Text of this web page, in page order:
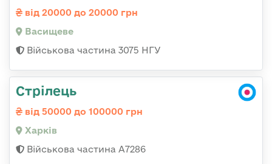
від 20000 до 20000 грн
Васищеве
Військова частина 3075 НГУ
Стрілець
від 50000 до 100000 грн
Харків
Військова частина А7286